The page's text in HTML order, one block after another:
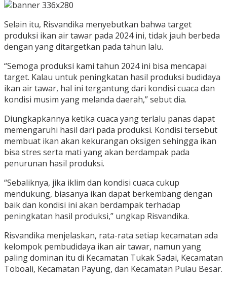
Selain itu, Risvandika menyebutkan bahwa target
produksi ikan air tawar pada 2024 ini, tidak jauh berbeda
dengan yang ditargetkan pada tahun lalu.
“Semoga produksi kami tahun 2024 ini bisa mencapai
target. Kalau untuk peningkatan hasil produksi budidaya
ikan air tawar, hal ini tergantung dari kondisi cuaca dan
kondisi musim yang melanda daerah,” sebut dia.
Diungkapkannya ketika cuaca yang terlalu panas dapat
memengaruhi hasil dari pada produksi. Kondisi tersebut
membuat ikan akan kekurangan oksigen sehingga ikan
bisa stres serta mati yang akan berdampak pada
penurunan hasil produksi.
“Sebaliknya, jika iklim dan kondisi cuaca cukup
mendukung, biasanya ikan dapat berkembang dengan
baik dan kondisi ini akan berdampak terhadap
peningkatan hasil produksi,” ungkap Risvandika.
Risvandika menjelaskan, rata-rata setiap kecamatan ada
kelompok pembudidaya ikan air tawar, namun yang
paling dominan itu di Kecamatan Tukak Sadai, Kecamatan
Toboali, Kecamatan Payung, dan Kecamatan Pulau Besar.